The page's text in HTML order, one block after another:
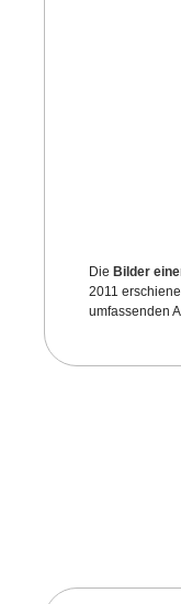
Die Bilder
2011
umfassenden